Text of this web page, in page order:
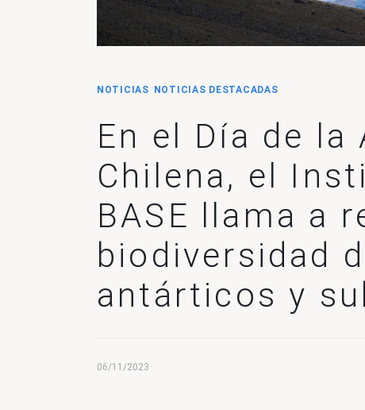
NOTICIAS NOTICIAS DESTACADAS
En el Día de la
Chilena, el
BASE llama a
biodiversidad
antárticos y
06/11/2023